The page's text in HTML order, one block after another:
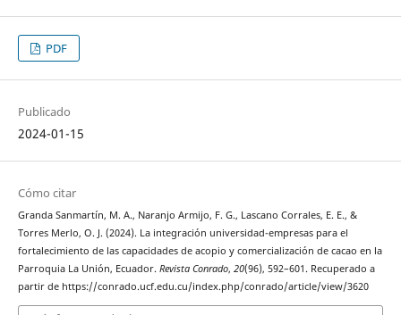
PDF
Publicado
2024-01-15
Cómo citar
Granda Sanmartín, M. A., Naranjo Armijo, F. G., Lascano Corrales, E. E., &
Torres Merlo, O. J. (2024). La integración universidad-empresas para el
fortalecimiento de las capacidades de acopio y comercialización de cacao en la
Parroquia La Unión, Ecuador. Revista Conrado, 20(96), 592–601. Recuperado a
partir de https://conrado.ucf.edu.cu/index.php/conrado/article/view/3620